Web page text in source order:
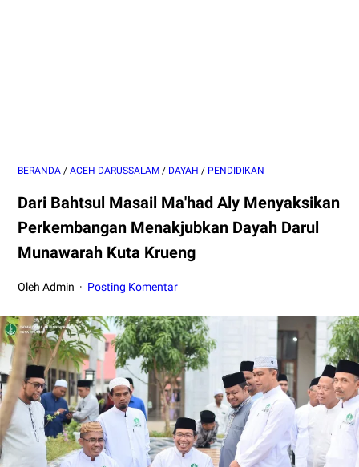
BERANDA / ACEH DARUSSALAM / DAYAH / PENDIDIKAN
Dari Bahtsul Masail Ma'had Aly Menyaksikan
Perkembangan Menakjubkan Dayah Darul
Munawarah Kuta Krueng
Oleh Admin Posting Komentar